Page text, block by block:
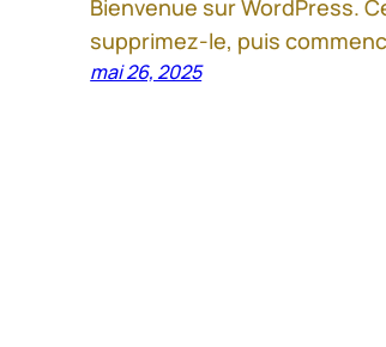
Bienvenue sur WordPress.
supprimez-le, puis
mai 26, 2025